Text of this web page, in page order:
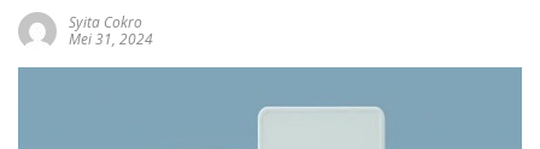
Syita Cokro
Mei 31, 2024